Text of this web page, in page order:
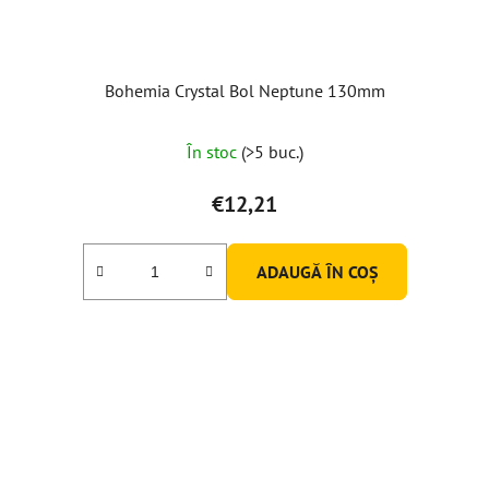
Bohemia Crystal Bol Neptune 130mm
În stoc (>5 buc.)
€12,21
ADAUGĂ ÎN COŞ